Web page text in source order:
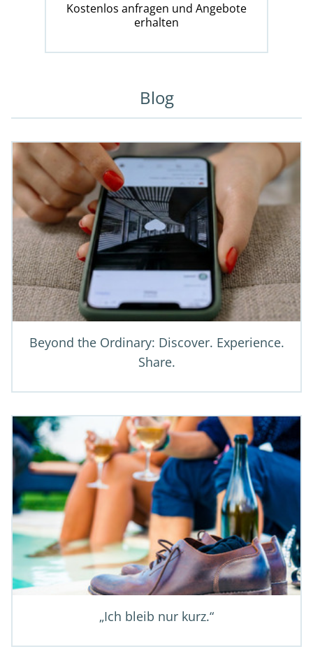
Kostenlos anfragen und Angebote
erhalten
Blog
Beyond the Ordinary: Discover. Experience.
Share.
„Ich bleib nur kurz.“